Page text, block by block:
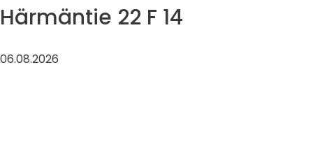
Härmäntie 22 F 14
06.08.2026